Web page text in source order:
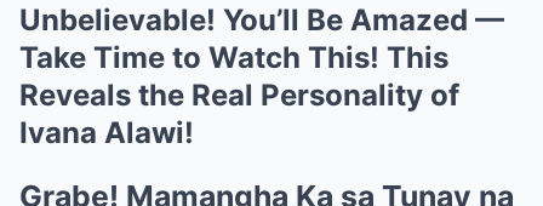
Unbelievable! You’ll Be Amazed —
Take Time to Watch This! This
Reveals the Real Personality of
Ivana Alawi!
Grabe! Mamangha Ka sa Tunay na